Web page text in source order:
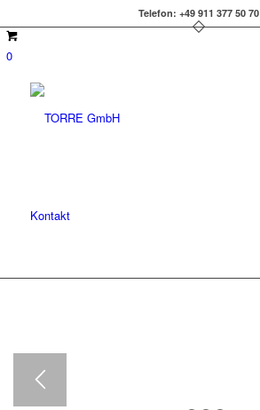
Telefon: +49 911 377 50 70
0
Kontakt